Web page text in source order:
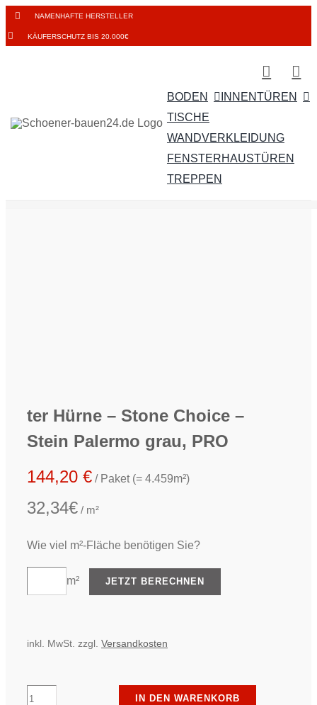
Zum
Inhalt
NAMENHAFTE HERSTELLER
KÄUFERSCHUTZ BIS 20.000€
BODEN
INNENTÜREN
TISCHE
WANDVERKLEIDUNG
FENSTERHAUSTÜREN
TREPPEN
ter Hürne – Stone Choice –
Stein Palermo grau, PRO
144,20 € / Paket (= 4.459m²)
32,34€ / m²
Wie viel m²-Fläche benötigen Sie?
m² JETZT BERECHNEN
inkl. MwSt. zzgl. Versandkosten
ter
IN DEN WARENKORB